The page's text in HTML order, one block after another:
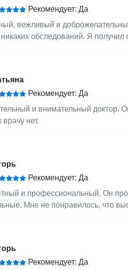
Рекомендует: Да
вежливый и
обследований. Я
Рекомендует: Да
и внимательный доктор.
врачу нет.
Рекомендует: Да
и профессиональный. Он
Мне не понравилось, что
Рекомендует: Да